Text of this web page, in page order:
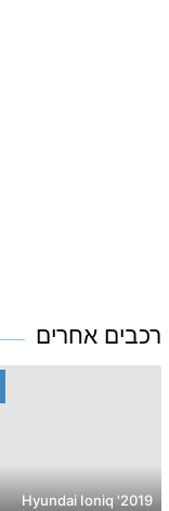
רכבים אחרים
2019' Hyundai Ioniq